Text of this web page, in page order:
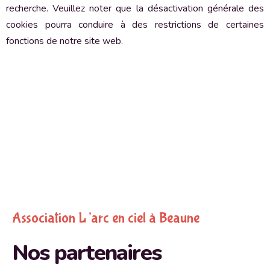
recherche. Veuillez noter que la désactivation générale des
cookies pourra conduire à des restrictions de certaines
fonctions de notre site web.
Association L’arc en ciel à Beaune
Nos partenaires